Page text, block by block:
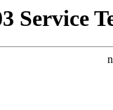
Service